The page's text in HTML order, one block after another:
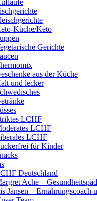
Küche/Keto
Gerichte
aus der Küche
und lecker
LCHF
LCHF
LCHF
für Kinder
Deutschland
Ache –
Jansen – Ernährungscoach